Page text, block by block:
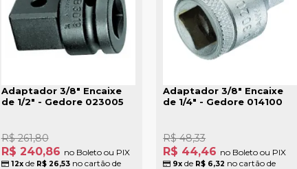
Adaptador 3/8" Encaixe
de 1/2" - Gedore 023005
R$ 240,86 no Boleto ou PIX
R$ 261,80
12xde R$ 26,53no cartão de
Adaptador 3/8" Encaixe
de 1/4" - Gedore 014100
R$ 44,46 no Boleto ou PIX
R$ 48,33
9x de R$ 6,32 no cartão de